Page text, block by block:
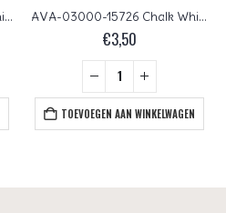
AVA-03000-14459 Chalk White Green Luster AVA Beads 10 Pc. AVA-03000-15726 Chalk White Lila Vega Luster AVA Beads 10 Pc.
€3,50
TOEVOEGEN AAN WINKELWAGEN